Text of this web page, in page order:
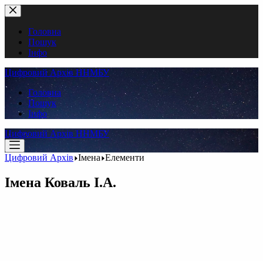
Перейти
до
вмістуГоловна
Пошук
Інфо
Цифровий Архів ННМБУ
Головна
Пошук
Інфо
Цифровий Архів ННМБУ
Цифровий Архів Імена Елементи
Імена Коваль І.А.